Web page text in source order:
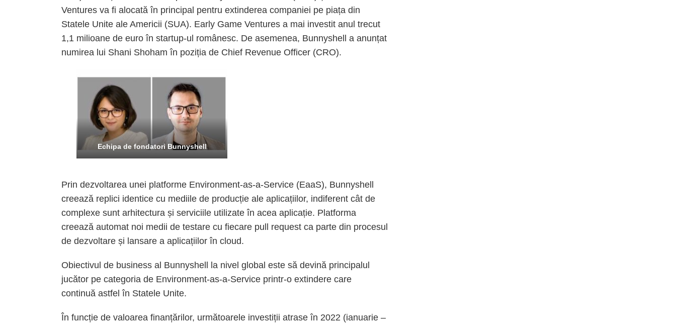
Ventures va fi alocată în principal pentru extinderea companiei pe piața din
Statele Unite ale Americii (SUA). Early Game Ventures a mai investit anul trecut
1,1 milioane de euro în startup-ul românesc. De asemenea, Bunnyshell a anunțat
numirea lui Shani Shoham în poziția de Chief Revenue Officer (CRO).
Echipa de fondatori Bunnyshell
Prin dezvoltarea unei platforme Environment-as-a-Service (EaaS), Bunnyshell
creează replici identice cu mediile de producție ale aplicațiilor, indiferent cât de
complexe sunt arhitectura și serviciile utilizate în acea aplicație. Platforma
creează automat noi medii de testare cu fiecare pull request ca parte din procesul
de dezvoltare și lansare a aplicațiilor în cloud.
Obiectivul de business al Bunnyshell la nivel global este să devină principalul
jucător pe categoria de Environment-as-a-Service printr-o extindere care
continuă astfel în Statele Unite.
În funcție de valoarea finanțărilor, următoarele investiții atrase în 2022 (ianuarie –